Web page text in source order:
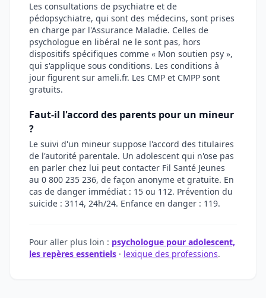
Les consultations de psychiatre et de
pédopsychiatre, qui sont des médecins, sont prises
en charge par l'Assurance Maladie. Celles de
psychologue en libéral ne le sont pas, hors
dispositifs spécifiques comme « Mon soutien psy »,
qui s'applique sous conditions. Les conditions à
jour figurent sur ameli.fr. Les CMP et CMPP sont
gratuits.
Faut-il l'accord des parents pour un mineur
?
Le suivi d'un mineur suppose l'accord des titulaires
de l'autorité parentale. Un adolescent qui n'ose pas
en parler chez lui peut contacter Fil Santé Jeunes
au 0 800 235 236, de façon anonyme et gratuite. En
cas de danger immédiat : 15 ou 112. Prévention du
suicide : 3114, 24h/24. Enfance en danger : 119.
Pour aller plus loin : psychologue pour adolescent,
les repères essentiels · lexique des professions.